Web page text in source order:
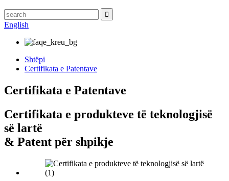
English
Shtëpi
Certifikata e Patentave
Certifikata e Patentave
Certifikata e produkteve të teknologjisë
së lartë
& Patent për shpikje